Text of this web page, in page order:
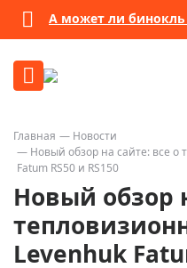
А может ли бинокль
Главная
Новости
Новый обзор на сайте: все о
Fatum RS50 и RS150
Новый обзор
Levenhuk